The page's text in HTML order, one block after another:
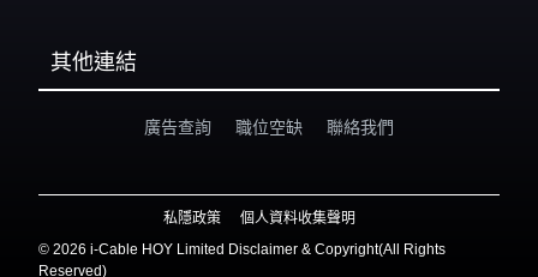
其他連結
廣告查詢 職位空缺 聯絡我們
私隱政策
個人資料收集聲明
© 2026 i-Cable HOY Limited Disclaimer & Copyright(All Rights
Reserved)